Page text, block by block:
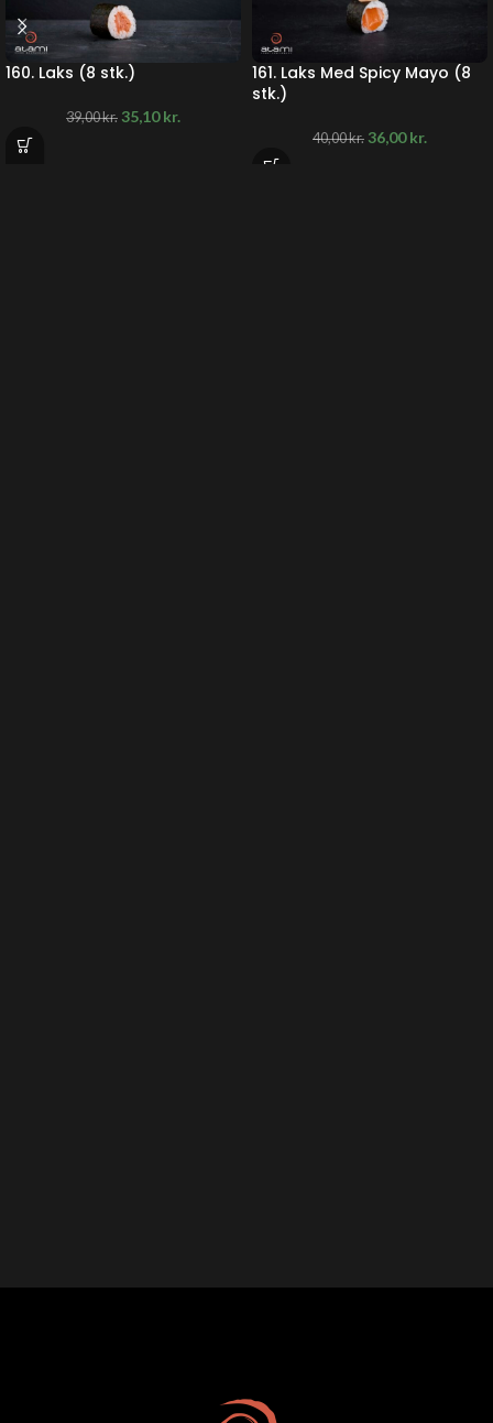
160. Laks (8 stk.)
39,00kr. 35,10kr.
161. Laks Med Spicy Mayo (8
stk.)
40,00kr. 36,00kr.